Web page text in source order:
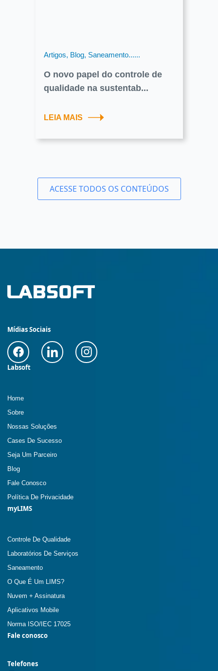
Artigos, Blog, Saneamento......
O novo papel do controle de
qualidade na sustentab...
LEIA MAIS
ACESSE TODOS OS CONTEÚDOS
Mídias Sociais
Labsoft
Home
Sobre
Nossas Soluções
Cases De Sucesso
Seja Um Parceiro
Blog
Fale Conosco
Política De Privacidade
myLIMS
Controle De Qualidade
Laboratórios De Serviços
Saneamento
O Que É Um LIMS?
Nuvem + Assinatura
Aplicativos Mobile
Norma ISO/IEC 17025
Fale conosco
Telefones